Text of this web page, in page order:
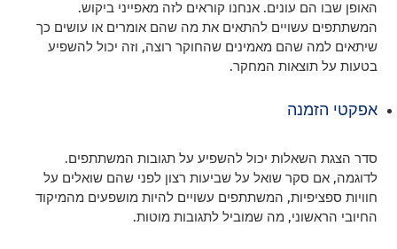
האופן שבו הם עונים. אנחנו קוראים לזה מאפייני ביקוש.
המשתתפים עשויים להתאים את מה שהם אומרים או עושים כך
שיתאים למה שהם מאמינים שהחוקר רוצה, וזה יכול להשפיע
בטעות על תוצאות המחקר.
אפקטי הזמנה
סדר הצגת השאלות יכול להשפיע על תגובות המשתתפים.
לדוגמה, אם סקר שואל על שביעות רצון לפני שהם שואלים על
חוויות ספציפיות, המשתתפים עשויים להיות מושפעים מהמיקוד
החיובי הראשוני, מה שמוביל לתגובות מוטות.